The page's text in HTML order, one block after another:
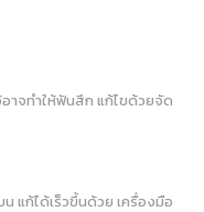
าจทำให้ฟันสึก แก้ไขด้วยจัด
แก้ได้เร็วขึ้นด้วย เครื่องมือ